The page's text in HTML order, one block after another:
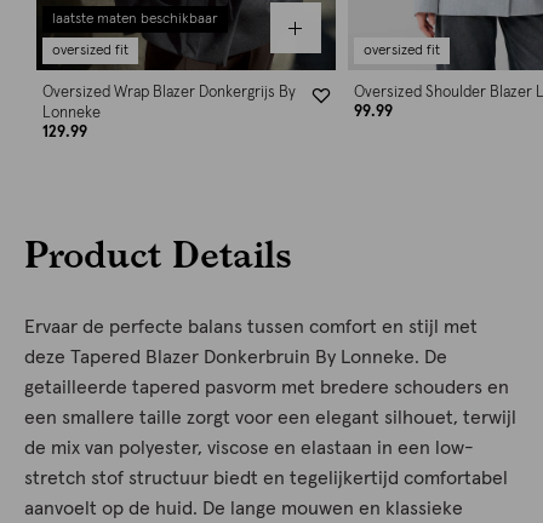
laatste maten beschikbaar
oversized fit
Oversized Wrap Blazer Donkergrijs By
Lonneke
129.99
oversized fit
Oversized Shoulder Blazer
99.99
Product Details
Ervaar de perfecte balans tussen comfort en stijl met
deze Tapered Blazer Donkerbruin By Lonneke. De
getailleerde tapered pasvorm met bredere schouders en
een smallere taille zorgt voor een elegant silhouet, terwijl
de mix van polyester, viscose en elastaan in een low-
stretch stof structuur biedt en tegelijkertijd comfortabel
aanvoelt op de huid. De lange mouwen en klassieke